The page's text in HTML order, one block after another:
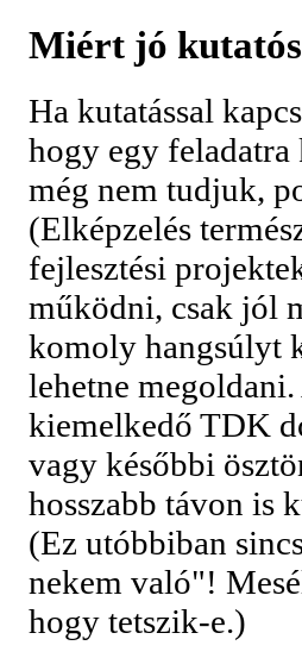
Miért jó
Ha kutatással
hogy egy
még nem tudjuk,
(Elképzelés
fejlesztési
működni, csak jól
komoly hangsúlyt
lehetne
kiemelkedő TDK
vagy későbbi
hosszabb távon is
(Ez utóbbiban
nekem való"!
hogy tetszik-e.)